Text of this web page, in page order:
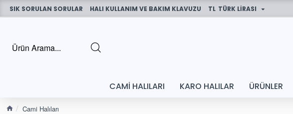
SIK SORULAN SORULAR HALI KULLANIM VE BAKIM KLAVUZU TL TÜRK LIRASI
CAMI HALILARI KARO HALILAR ÜRÜNLER
Cami Halıları